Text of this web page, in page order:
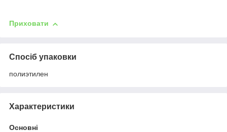
Приховати
Спосіб упаковки
полиэтилен
Характеристики
Основні